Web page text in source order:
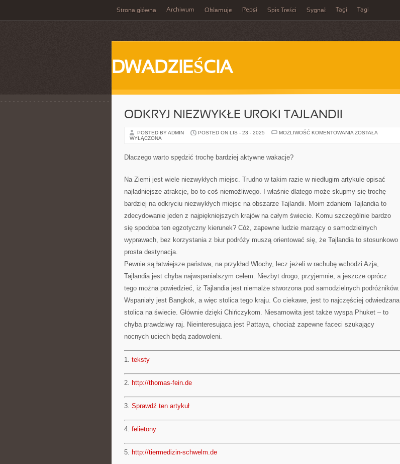
Strona główna Archiwum Okłamuje Pepsi Spis Treści Sygnał Tagi Tagi
DWADZIEŚCIA
ODKRYJ NIEZWYKŁE UROKI TAJLANDII
POSTED BY ADMIN POSTED ON LIS - 23 - 2025 MOŻLIWOŚĆ KOMENTOWANIA ODKRYJ
ZOSTAŁA
WYŁĄCZONA
Dlaczego warto spędzić trochę bardziej aktywne wakacje?
Na Ziemi jest wiele niezwykłych miejsc. Trudno w takim razie w niedługim artykule opisać
najładniejsze atrakcje, bo to coś niemożliwego. I właśnie dlatego może skupmy się trochę
bardziej na odkryciu niezwykłych miejsc na obszarze Tajlandii. Moim zdaniem Tajlandia to
zdecydowanie jeden z najpiękniejszych krajów na całym świecie. Komu szczególnie bardzo
się spodoba ten egzotyczny kierunek? Cóż, zapewne ludzie marzący o samodzielnych
wyprawach, bez korzystania z biur podróży muszą orientować się, że Tajlandia to stosunkowo
prosta destynacja.
Pewnie są łatwiejsze państwa, na przykład Włochy, lecz jeżeli w rachubę wchodzi Azja,
Tajlandia jest chyba najwspanialszym celem. Niezbyt drogo, przyjemnie, a jeszcze oprócz
tego można powiedzieć, iż Tajlandia jest niemalże stworzona pod samodzielnych podróżników.
Wspaniały jest Bangkok, a więc stolica tego kraju. Co ciekawe, jest to najczęściej odwiedzana
stolica na świecie. Głównie dzięki Chińczykom. Niesamowita jest także wyspa Phuket – to
chyba prawdziwy raj. Nieinteresująca jest Pattaya, chociaż zapewne faceci szukający
nocnych uciech będą zadowoleni.
1. teksty
2. http://thomas-fein.de
3. Sprawdź ten artykuł
4. felietony
5. http://tiermedizin-schwelm.de